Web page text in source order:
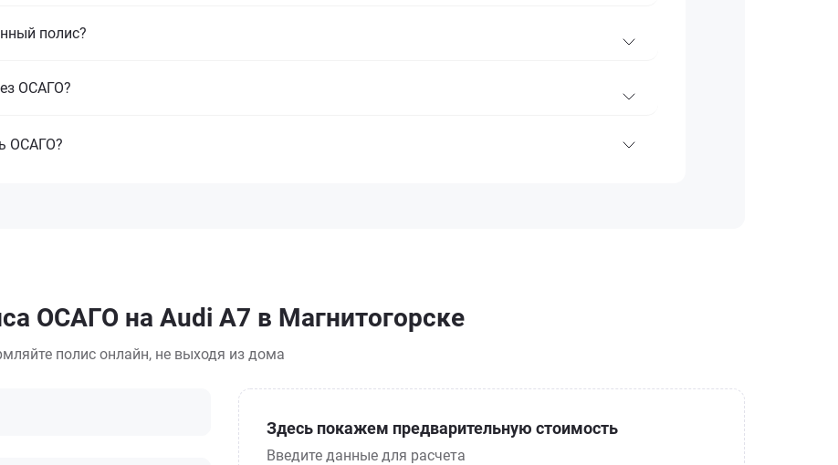
полис?
ОСАГО?
ОСАГО?
ОСАГО на Audi A7 в Магнитогорске
полис онлайн, не выходя из дома
Здесь покажем предварительную стоимость
Введите данные для расчета